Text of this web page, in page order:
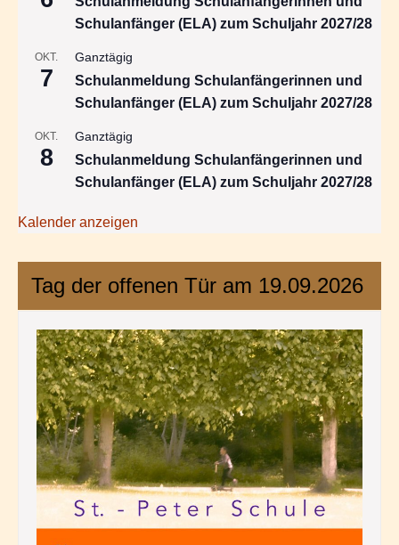
Schulanfänger (ELA) zum Schuljahr 2027/28
OKT.
7
Ganztägig
Schulanmeldung Schulanfängerinnen und
Schulanfänger (ELA) zum Schuljahr 2027/28
OKT.
8
Ganztägig
Schulanmeldung Schulanfängerinnen und
Schulanfänger (ELA) zum Schuljahr 2027/28
Kalender anzeigen
Tag der offenen Tür am 19.09.2026